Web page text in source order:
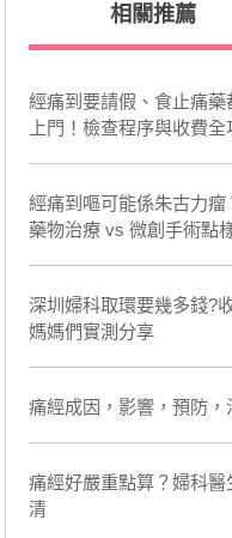
相關推薦
經痛到要請假、食止痛
上門！檢查程序與收費全
經痛到嘔可能係朱古力瘤
藥物治療 vs 微創手術點
深圳婦科取環要幾多錢?
媽媽們實測分享
痛經成因，影響，預防，
痛經好嚴重點算？婦科
清